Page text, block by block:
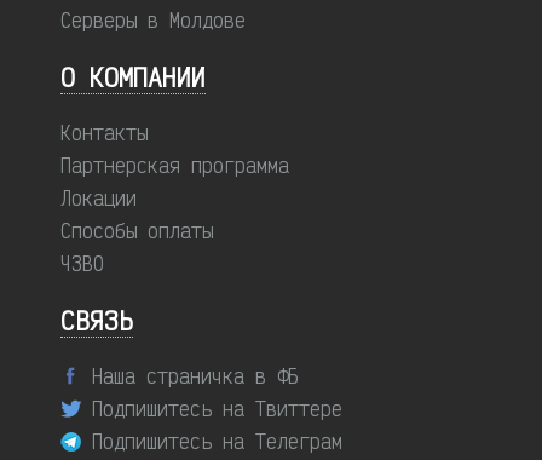
Серверы в Молдове
О КОМПАНИИ
Контакты
Партнерская программа
Локации
Способы оплаты
ЧЗВО
СВЯЗЬ
Наша страничка в ФБ
Подпишитесь на Твиттере
Подпишитесь на Телеграм